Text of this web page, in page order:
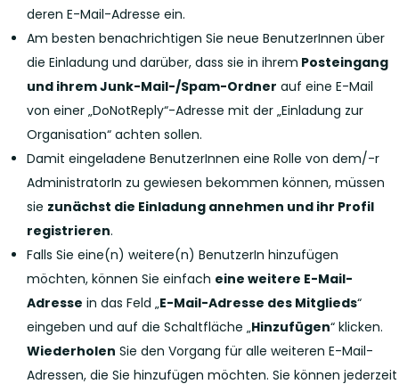
deren E-Mail-Adresse ein.
Am besten benachrichtigen Sie neue BenutzerInnen über
die Einladung und darüber, dass sie in ihrem Posteingang
und ihrem Junk-Mail-/Spam-Ordner auf eine E-Mail
von einer „DoNotReply“-Adresse mit der „Einladung zur
Organisation“ achten sollen.
Damit eingeladene BenutzerInnen eine Rolle von dem/-r
AdministratorIn zu gewiesen bekommen können, müssen
sie zunächst die Einladung annehmen und ihr Profil
registrieren.
Falls Sie eine(n) weitere(n) BenutzerIn hinzufügen
möchten, können Sie einfach eine weitere E-Mail-
Adresse in das Feld „E-Mail-Adresse des Mitglieds“
eingeben und auf die Schaltfläche „Hinzufügen“ klicken.
Wiederholen Sie den Vorgang für alle weiteren E-Mail-
Adressen, die Sie hinzufügen möchten. Sie können jederzeit